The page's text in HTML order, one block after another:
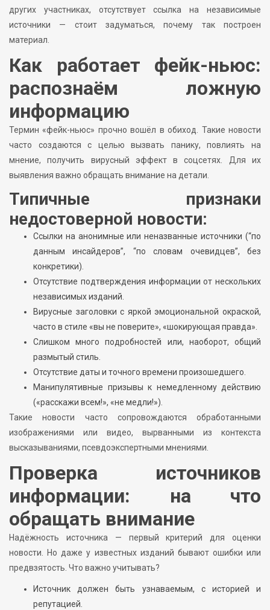
других участниках, отсутствует ссылка на независимые
источники — стоит задуматься, почему так построен
материал.
Как работает фейк-ньюс:
распознаём ложную
информацию
Термин «фейк-ньюс» прочно вошёл в обиход. Такие новости
часто создаются с целью вызвать панику, повлиять на
мнение, получить вирусный эффект в соцсетях. Для их
выявления важно обращать внимание на детали.
Типичные признаки
недостоверной новости:
Ссылки на анонимные или неназванные источники (“по
данным инсайдеров”, “по словам очевидцев”, без
конкретики).
Отсутствие подтверждения информации от нескольких
независимых изданий.
Вирусные заголовки с яркой эмоциональной окраской,
часто в стиле «вы не поверите», «шокирующая правда».
Слишком много подробностей или, наоборот, общий
размытый стиль.
Отсутствие даты и точного времени произошедшего.
Манипулятивные призывы к немедленному действию
(«расскажи всем!», «не медли!»).
Такие новости часто сопровождаются обработанными
изображениями или видео, вырванными из контекста
высказываниями, псевдоэкспертными мнениями.
Проверка источников
информации: на что
обращать внимание
Надёжность источника — первый критерий для оценки
новости. Но даже у известных изданий бывают ошибки или
предвзятость. Что важно учитывать?
Источник должен быть узнаваемым, с историей и
репутацией.